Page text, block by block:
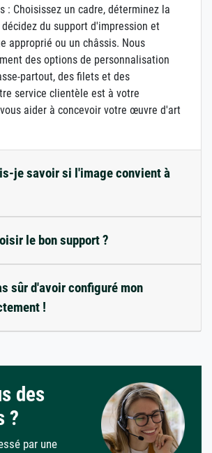
: Choisissez un cadre, déterminez la
du support d'impression et
approprié ou un châssis. Nous
des options de personnalisation
partout, des filets et des
service clientèle est à votre
aider à concevoir votre œuvre d'art
je savoir si l'image convient à
le bon support ?
sûr d'avoir configuré mon
!
des
?
par une